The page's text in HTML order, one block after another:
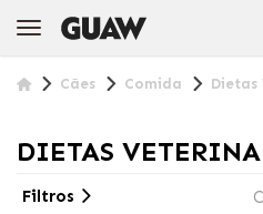
Cães Comida
DIETAS
Filtros